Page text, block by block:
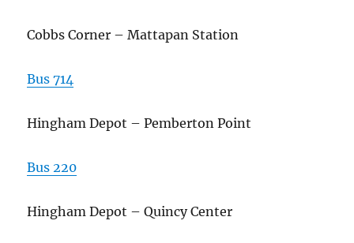
Cobbs Corner – Mattapan Station
Bus 714
Hingham Depot – Pemberton Point
Bus 220
Hingham Depot – Quincy Center